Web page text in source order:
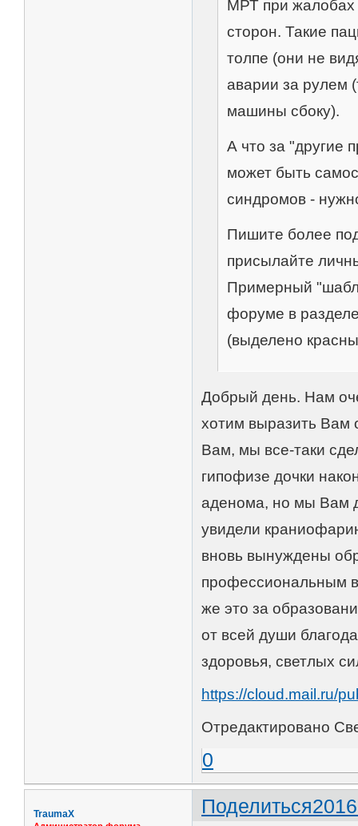
МРТ при жалобах
сторон. Такие
толпе (они не
аварии за рулем
машины сбоку).
А что за "другие
может быть
синдромов -
Пишите более
присылайте
Примерный
форуме в
(выделено
Добрый день. Нам
хотим выразить Вам
Вам, мы все-таки
гипофизе дочки
аденома, но мы Вам
увидели
вновь вынуждены
профессиональным
же это за
от всей души
здоровья, светлых
https://cloud.mail.ru/
Отредактировано
0
Поделиться
TraumaX